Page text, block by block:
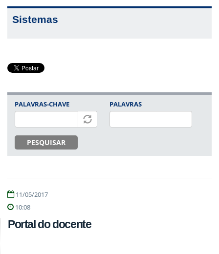
Sistemas
PALAVRAS-CHAVE
PESQUISAR
PALAVRAS
11/05/2017
10:08
Portal do docente